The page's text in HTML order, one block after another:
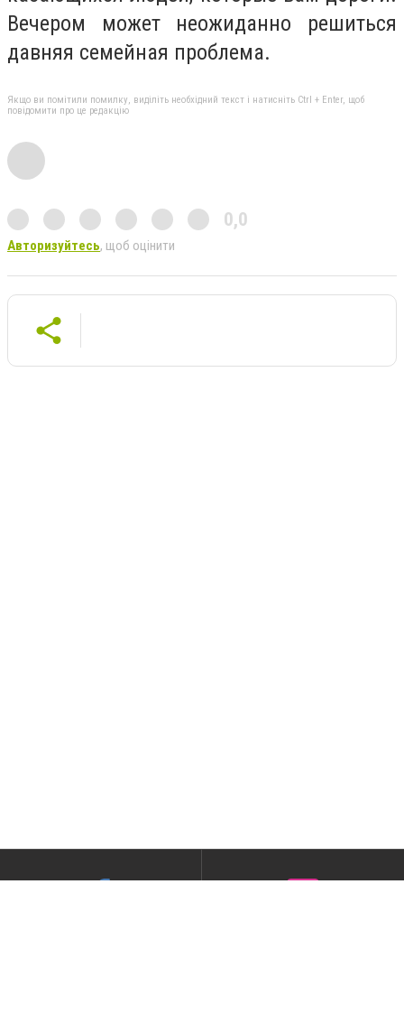
Вечером может неожиданно решиться
давняя семейная проблема.
Якщо ви помітили помилку, виділіть необхідний текст і натисніть Ctrl + Enter, щоб
повідомити про це редакцію
0,0
Авторизуйтесь, щоб оцінити